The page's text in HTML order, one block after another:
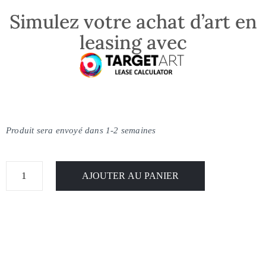
Simulez votre achat d’art en
leasing avec
Produit sera envoyé dans 1-2 semaines
AJOUTER AU PANIER